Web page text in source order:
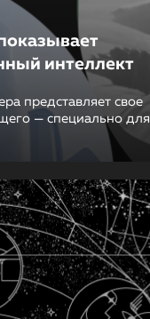
интеллект
представляет свое
— специально для